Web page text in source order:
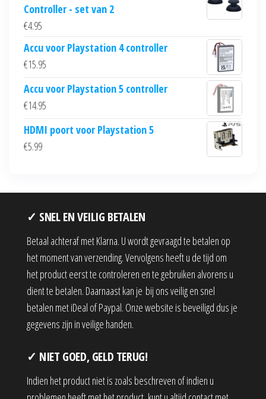
Controller - set van 2
€4.95
Accu voor Playstation 4 controller
€15.95
Accu voor Playstation 5 controller
€14.95
HDMI poort voor Playstation 5
€5.99
✓ SNEL EN VEILIG BETALEN
Betaal achteraf met Klarna. U wordt gevraagd te betalen op
het moment van verzending. Vervolgens heeft u de tijd om
het product eerst te controleren en te gebruiken alvorens u
dient te betalen. Daarnaast kan je bij ons veilig en snel
betalen met iDeal of Paypal. Onze website is beveiligd dus je
gegevens zijn in veilige handen.
✓ NIET GOED, GELD TERUG!
Indien het product niet is zoals beschreven of indien u